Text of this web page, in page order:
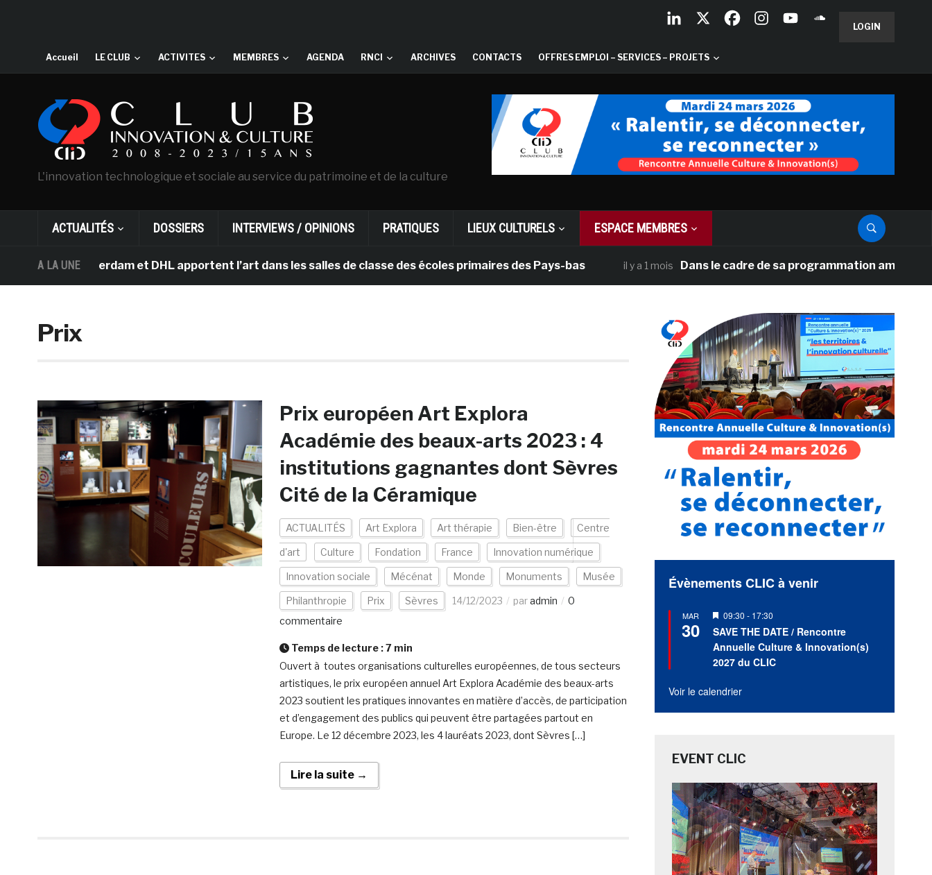
LOGIN
Accueil LE CLUB ACTIVITES MEMBRES AGENDA RNCI ARCHIVES CONTACTS OFFRES EMPLOI – SERVICES – PROJETS
L'innovation technologique et sociale au service du patrimoine et de la culture
ACTUALITÉS DOSSIERS INTERVIEWS / OPINIONS PRATIQUES LIEUX CULTURELS ESPACE MEMBRES
A LA UNE
d’Amsterdam et DHL apportent l’art dans les salles de classe des écoles primaires des Pays-bas il y a 1 mois Dans le cadre de sa programmation américaine,
Prix
Prix européen Art Explora
Académie des beaux-arts 2023 : 4
institutions gagnantes dont Sèvres
Cité de la Céramique
ACTUALITÉS Art Explora Art thérapie Bien-être Centre
d'art Culture Fondation France Innovation numérique
Innovation sociale Mécénat Monde Monuments Musée
Philanthropie Prix Sèvres 14/12/2023 paradmin
0
commentaire
Temps de lecture :7 min
Ouvert à toutes organisations culturelles européennes, de tous secteurs
artistiques, le prix européen annuel Art Explora Académie des beaux-arts
2023 soutient les pratiques innovantes en matière d’accès, de participation
et d’engagement des publics qui peuvent être partagées partout en
Europe. Le 12 décembre 2023, les 4 lauréats 2023, dont Sèvres […]
Lire la suite →
Évènements CLIC à venir
MAR
30
Mis
en
avant
09:30 - 17:30
SAVE THE DATE / Rencontre
Annuelle Culture & Innovation(s)
2027 du CLIC
Voir le calendrier
EVENT CLIC